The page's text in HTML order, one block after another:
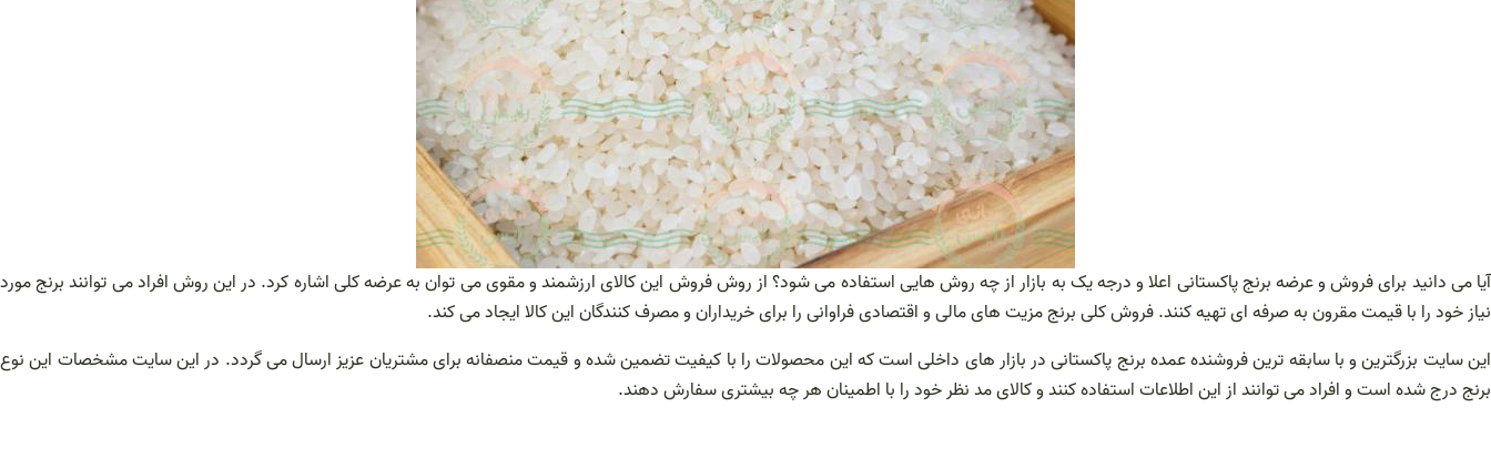
آیا می دانید برای فروش و عرضه برنج پاکستانی اعلا و درجه یک به بازار از چه روش هایی استفاده می شود؟ از روش فروش این کالای ارزشمند و مقوی می توان به عرضه کلی اشاره کرد. در این روش افراد می توانند برنج مورد
نیاز خود را با قیمت مقرون به صرفه ای تهیه کنند. فروش کلی برنج مزیت های مالی و اقتصادی فراوانی را برای خریداران و مصرف کنندگان این کالا ایجاد می کند.
این سایت بزرگترین و با سابقه ترین فروشنده عمده برنج پاکستانی در بازار های داخلی است که این محصولات را با کیفیت تضمین شده و قیمت منصفانه برای مشتریان عزیز ارسال می گردد. در این سایت مشخصات این نوع
برنج درج شده است و افراد می توانند از این اطلاعات استفاده کنند و کالای مد نظر خود را با اطمینان هر چه بیشتری سفارش دهند.